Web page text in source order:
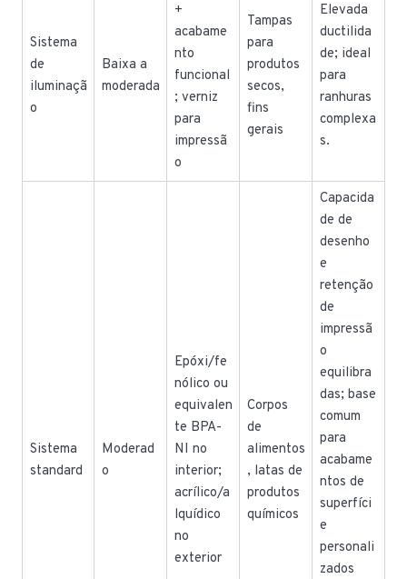
Sistema
de
iluminaçã
o
Baixa a
moderada
+
acabame
nto
funcional
; verniz
para
impressã
o
Tampas
para
produtos
secos,
fins
gerais
Elevada
ductilida
de; ideal
para
ranhuras
complexa
s.
Sistema
standard
Moderad
o
Epóxi/fe
nólico ou
equivalen
te BPA-
NI no
interior;
acrílico/a
lquídico
no
exterior
Corpos
de
alimentos
, latas de
produtos
químicos
Capacida
de de
desenho
e
retenção
de
impressã
o
equilibra
das; base
comum
para
acabame
ntos de
superfíci
e
personali
zados